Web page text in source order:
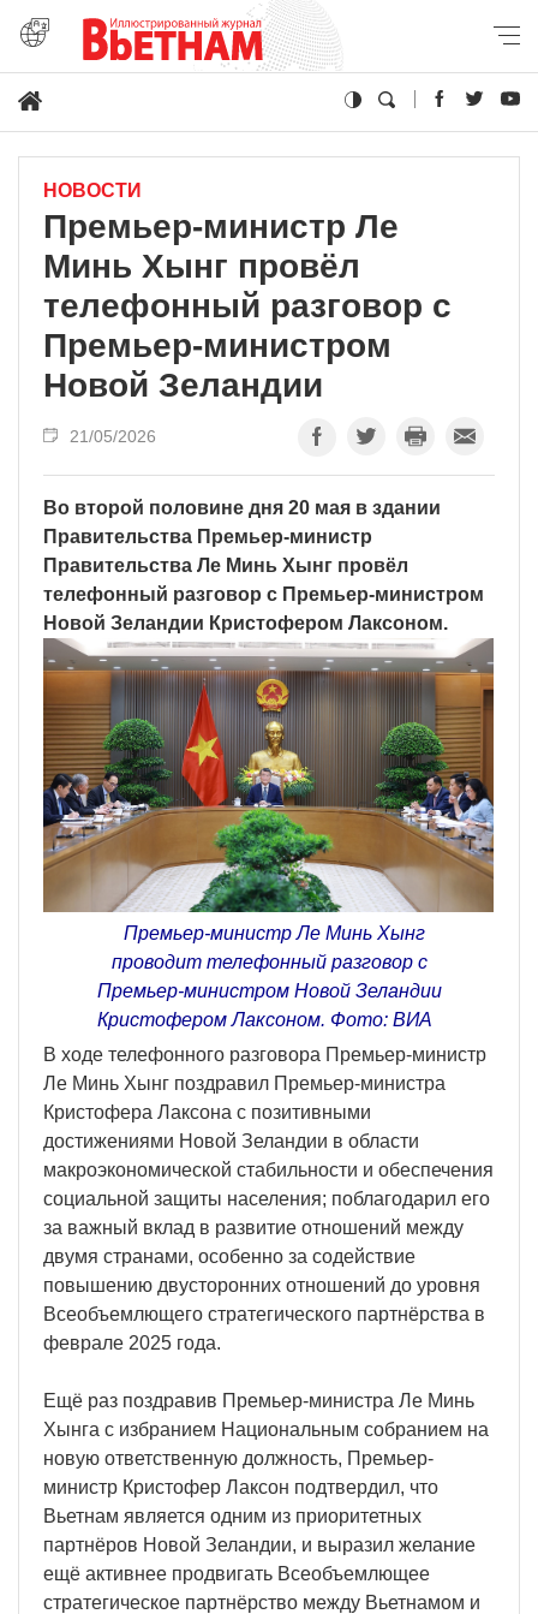
НОВОСТИ
Премьер-министр Ле
Минь Хынг провёл
телефонный разговор с
Премьер-министром
Новой Зеландии
21/05/2026
Во второй половине дня 20 мая в здании
Правительства Премьер-министр
Правительства Ле Минь Хынг провёл
телефонный разговор с Премьер-министром
Новой Зеландии Кристофером Лаксоном.
Премьер-министр Ле Минь Хынг
проводит телефонный разговор с
Премьер-министром Новой Зеландии
Кристофером Лаксоном. Фото: ВИА
В ходе телефонного разговора Премьер-министр
Ле Минь Хынг поздравил Премьер-министра
Кристофера Лаксона с позитивными
достижениями Новой Зеландии в области
макроэкономической стабильности и обеспечения
социальной защиты населения; поблагодарил его
за важный вклад в развитие отношений между
двумя странами, особенно за содействие
повышению двусторонних отношений до уровня
Всеобъемлющего стратегического партнёрства в
феврале 2025 года.
Ещё раз поздравив Премьер-министра Ле Минь
Хынга с избранием Национальным собранием на
новую ответственную должность, Премьер-
министр Кристофер Лаксон подтвердил, что
Вьетнам является одним из приоритетных
партнёров Новой Зеландии, и выразил желание
ещё активнее продвигать Всеобъемлющее
стратегическое партнёрство между Вьетнамом и